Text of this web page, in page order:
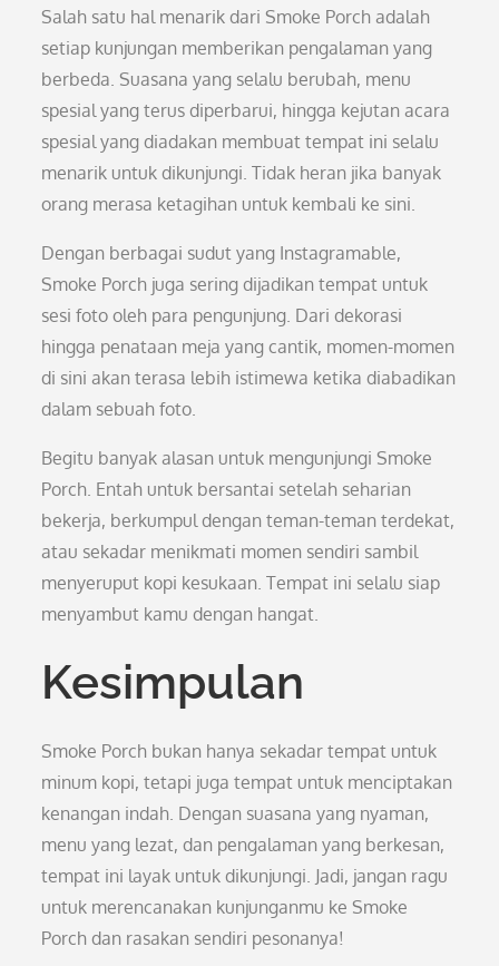
Salah satu hal menarik dari Smoke Porch adalah
setiap kunjungan memberikan pengalaman yang
berbeda. Suasana yang selalu berubah, menu
spesial yang terus diperbarui, hingga kejutan acara
spesial yang diadakan membuat tempat ini selalu
menarik untuk dikunjungi. Tidak heran jika banyak
orang merasa ketagihan untuk kembali ke sini.
Dengan berbagai sudut yang Instagramable,
Smoke Porch juga sering dijadikan tempat untuk
sesi foto oleh para pengunjung. Dari dekorasi
hingga penataan meja yang cantik, momen-momen
di sini akan terasa lebih istimewa ketika diabadikan
dalam sebuah foto.
Begitu banyak alasan untuk mengunjungi Smoke
Porch. Entah untuk bersantai setelah seharian
bekerja, berkumpul dengan teman-teman terdekat,
atau sekadar menikmati momen sendiri sambil
menyeruput kopi kesukaan. Tempat ini selalu siap
menyambut kamu dengan hangat.
Kesimpulan
Smoke Porch bukan hanya sekadar tempat untuk
minum kopi, tetapi juga tempat untuk menciptakan
kenangan indah. Dengan suasana yang nyaman,
menu yang lezat, dan pengalaman yang berkesan,
tempat ini layak untuk dikunjungi. Jadi, jangan ragu
untuk merencanakan kunjunganmu ke Smoke
Porch dan rasakan sendiri pesonanya!